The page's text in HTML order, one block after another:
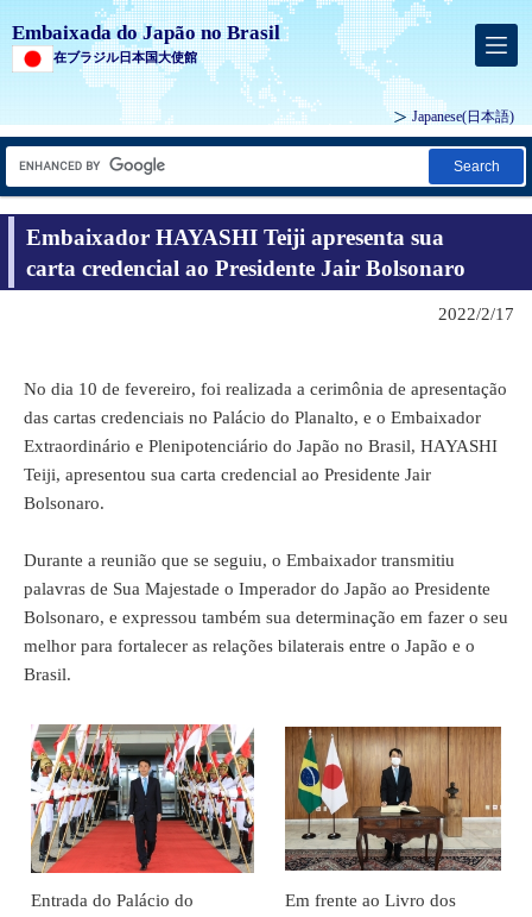
Embaixada do Japão no Brasil
在ブラジル日本国大使館
Japanese(日本語)
Search
Embaixador HAYASHI Teiji apresenta sua
carta credencial ao Presidente Jair Bolsonaro
2022/2/17
No dia 10 de fevereiro, foi realizada a cerimônia de apresentação
das cartas credenciais no Palácio do Planalto, e o Embaixador
Extraordinário e Plenipotenciário do Japão no Brasil, HAYASHI
Teiji, apresentou sua carta credencial ao Presidente Jair
Bolsonaro.
Durante a reunião que se seguiu, o Embaixador transmitiu
palavras de Sua Majestade o Imperador do Japão ao Presidente
Bolsonaro, e expressou também sua determinação em fazer o seu
melhor para fortalecer as relações bilaterais entre o Japão e o
Brasil.
Entrada do Palácio do
Em frente ao Livro dos